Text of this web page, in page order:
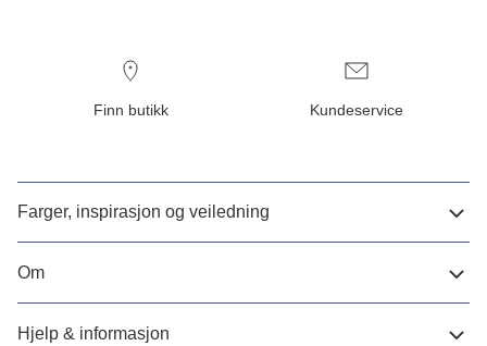
Finn butikk Kundeservice
Farger, inspirasjon og veiledning
Om
Hjelp & informasjon